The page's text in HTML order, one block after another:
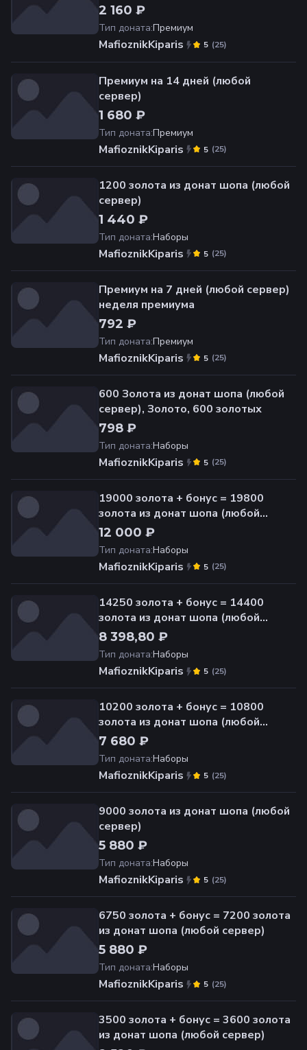
2 160 ₽
Тип доната:Премиум
MafioznikKiparis (25)
5
Премиум на 14 дней (любой
сервер)
1 680 ₽
Тип доната:Премиум
MafioznikKiparis (25)
5
1200 золота из донат шопа (любой
сервер)
1 440 ₽
Тип доната:Наборы
MafioznikKiparis (25)
5
Премиум на 7 дней (любой сервер)
неделя премиума
792 ₽
Тип доната:Премиум
MafioznikKiparis (25)
5
600 Золота из донат шопа (любой
сервер), Золото, 600 золотых
798 ₽
Тип доната:Наборы
MafioznikKiparis (25)
5
19000 золота + бонус = 19800
золота из донат шопа (любой
сервер)
12 000 ₽
Тип доната:Наборы
MafioznikKiparis (25)
5
14250 золота + бонус = 14400
золота из донат шопа (любой
сервер)
8 398,80 ₽
Тип доната:Наборы
MafioznikKiparis (25)
5
10200 золота + бонус = 10800
золота из донат шопа (любой
сервер)
7 680 ₽
Тип доната:Наборы
MafioznikKiparis (25)
5
9000 золота из донат шопа (любой
сервер)
5 880 ₽
Тип доната:Наборы
MafioznikKiparis (25)
5
6750 золота + бонус = 7200 золота
из донат шопа (любой сервер)
5 880 ₽
Тип доната:Наборы
MafioznikKiparis (25)
5
3500 золота + бонус = 3600 золота
из донат шопа (любой сервер)